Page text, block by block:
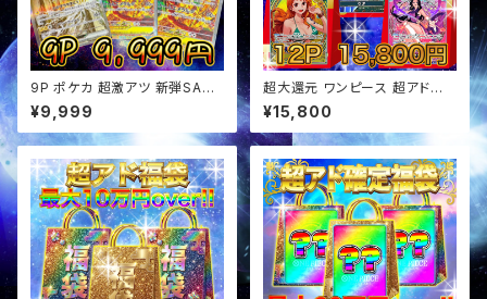
9P ポケカ 超激アツ 新弾SAR
確定 ぶち抜き オリパ
¥9,999
超大還元 ワンピース 超アド確
定福袋 オリパ
¥15,800